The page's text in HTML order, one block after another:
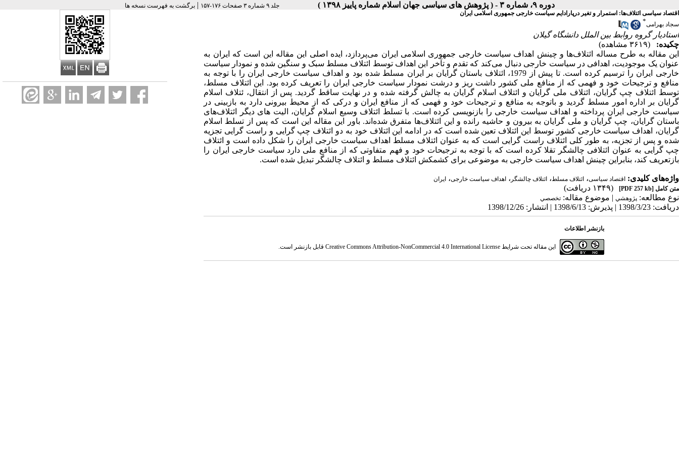
دوره ۹، شماره ۳ - ( پژوهش های سیاسی جهان اسلام شماره پاییز ۱۳۹۸ ) جلد ۹ شماره ۳ صفحات ۱۷۶-۱۵۷ |برگشت به فهرست نسخه ها
اقتصاد سیاسی ائتلاف‌ها: استمرار و تغیر درپارادایم سیاست خارجی جمهوری اسلامی ایران
سجاد بهرامی*
استادیار گروه روابط بین الملل دانشگاه گیلان
چکیده:
(۳۶۱۹ مشاهده)
این مقاله به طرح مساله ائتلاف‌ها و چینش اهداف سیاست خارجی جمهوری اسلامی ایران می‌پردازد، ایده اصلی این مقاله این است که ایران به
عنوان یک موجودیت، اهدافی در سیاست خارجی دنبال می‌کند که تقدم و تآخر این اهداف توسط ائتلاف مسلط سبک و سنگین شده و نمودار سیاست
خارجی ایران را ترسیم کرده است. تا پیش از 1979، ائتلاف باستان گرایان بر ایران مسلط شده بود و اهداف سیاست خارجی ایران را با توجه به
منافع و ترجیحات خود و فهمی که از منافع ملی کشور داشت ریز و درشت نمودار سیاست خارجی ایران را تعریف کرده بود. این ائتلاف مسلط،
توسط ائتلاف چپ گرایان، ائتلاف ملی گرایان و ائتلاف اسلام گرایان به چالش گرفته شده و در نهایت ساقط گردید. پس از انتقال، ئتلاف اسلام
گرایان بر اداره امور مسلط گردید و باتوجه به منافع و ترجیحات خود و فهمی که از منافع ایران و درکی که از محیط بیرونی دارد به بازبینی در
سیاست خارجی ایران پرداخته و اهداف سیاست خارجی را بازنویسی کرده است. با تسلط ائتلاف وسیع اسلام گرایان، الیت های دیگر ائتلاف‌های
باستان گرایان، چپ گرایان و ملی گرایان به بیرون و حاشیه رانده و این ائتلاف‌ها متفرق شده‌اند. باور این مقاله این است که پس از تسلط اسلام
گرایان، اهداف سیاست خارجی کشور توسط این ائتلاف تعین شده است که در ادامه این ائتلاف خود به دو ائتلاف چپ گرایی و راست گرایی تجزیه
شده و پس از تجزیه، به طور کلی ائتلاف راست گرایی است که به عنوان ائتلاف مسلط اهداف سیاست خارجی ایران را شکل داده است و ائتلاف
چپ گرایی به عنوان ائتلافی چالشگر تقلا کرده است که با توجه به ترجیحات خود و فهم متفاوتی که از منافع ملی دارد سیاست خارجی ایران را
بازتعریف کند، بنابراین چینش اهداف سیاست خارجی به موضوعی برای کشمکش ائتلاف مسلط و ائتلاف چالشگر تبدیل شده است.
واژه‌های کلیدی: اقتصاد سیاسی، ائتلاف مسلط ، ائتلاف چالشگر ، اهداف سیاست خارجی، ایران
متن کامل [PDF 257 kb]
(۱۳۴۹ دریافت)
نوع مطالعه: پژوهشي | موضوع مقاله: تخصصي
دریافت: 1398/3/23 | پذیرش: 1398/6/13 | انتشار: 1398/12/26
بازنشر اطلاعات
این مقاله تحت شرایط Creative Commons Attribution-NonCommercial 4.0 International Licenseقابل بازنشر است.